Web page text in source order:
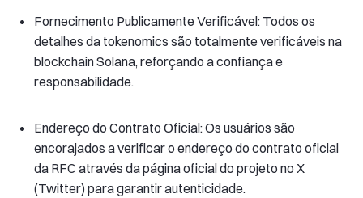
Fornecimento Publicamente Verificável: Todos os
detalhes da tokenomics são totalmente verificáveis na
blockchain Solana, reforçando a confiança e
responsabilidade.
Endereço do Contrato Oficial: Os usuários são
encorajados a verificar o endereço do contrato oficial
da RFC através da página oficial do projeto no X
(Twitter) para garantir autenticidade.